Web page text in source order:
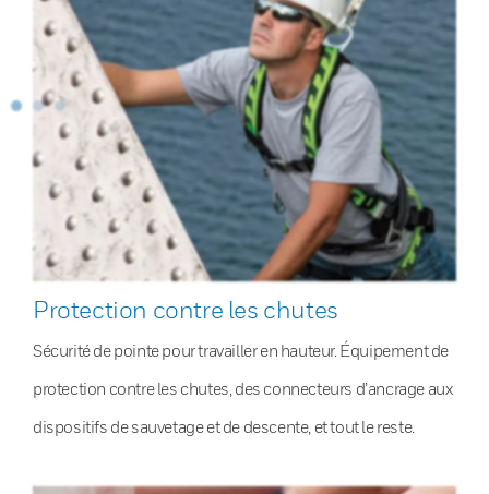
Protection contre les chutes
Sécurité de pointe pour travailler en hauteur. Équipement de
protection contre les chutes, des connecteurs d’ancrage aux
dispositifs de sauvetage et de descente, et tout le reste.